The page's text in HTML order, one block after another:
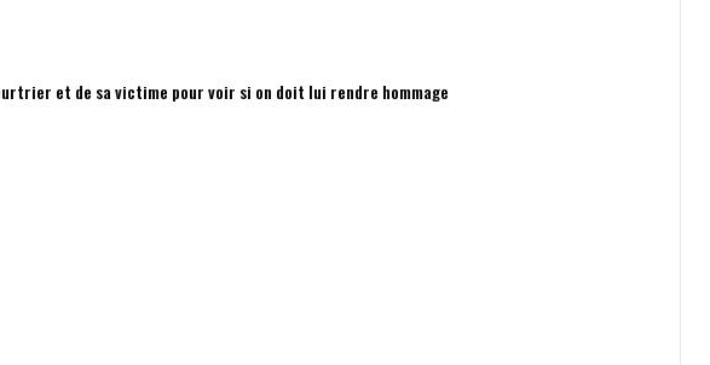
et de sa victime pour voir si on doit lui rendre hommage